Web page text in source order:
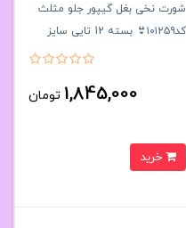
شورت نخی بغل گیپور جلو مثلث
کد۱۰۱۲۵۹👙 بسته 12 تایی سایز
1,845,000 تومان